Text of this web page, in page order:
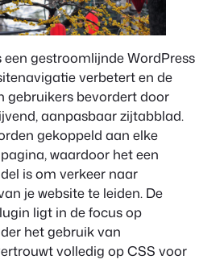
een gestroomlijnde WordPress
verbetert en de
gebruikers bevordert door
aanpasbaar zijtabblad.
gekoppeld aan elke
waardoor het een
is om verkeer naar
je website te leiden. De
ligt in de focus op
het gebruik van
volledig op CSS voor